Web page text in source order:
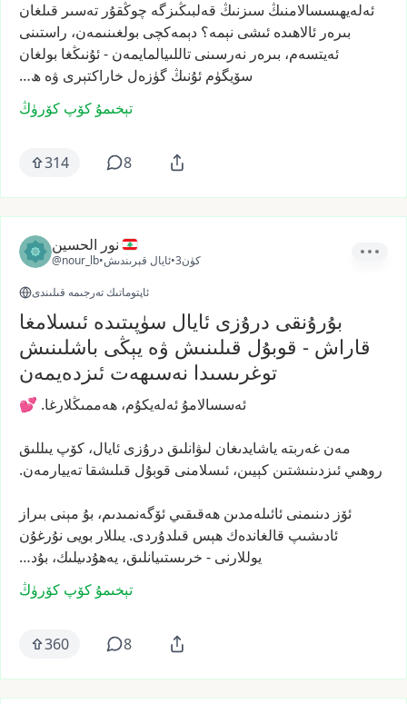
ئەلەيھىسسالامنىڭ سىزنىڭ قەلبىڭىزگە چوڭقۇر تەسىر قىلغان
بىرەر ئالاھىدە ئىشى نېمە؟ دېمەكچى بولغىنىمەن، راستىنى
ئەيتسەم، بىرەر نەرسىنى تاللىيالمايمەن -ئۇنىڭغا بولغان
سۆيگۈم ئۇنىڭ گۈزەل خاراكتېرى ۋە ھ…
تېخىمۇ كۆپ كۆرۈڭ
314 8
نور الحسين
@nour_lb•ئايال قېرىندىش• 3كۈن
ئاپتوماتىك تەرجىمە قىلىندى
بۇرۇنقى درۇزى ئايال سۈپىتىدە ئىسلامغا
قاراش - قوبۇل قىلىنىش ۋە يېڭى باشلىنىش
توغرىسىدا نەسىھەت ئىزدەيمەن
ئەسسالامۇ ئەلەيكۇم، ھەممىڭلارغا. 💕
مەن غەربتە ياشايدىغان لىۋانلىق درۇزى ئايال، كۆپ يىللىق
روھىي ئىزدىنىشتىن كېيىن، ئىسلامنى قوبۇل قىلىشقا تەييارمەن.
ئۆز دىنىمنى ئائىلەمدىن ھەقىقىي ئۆگەنمىدىم، بۇ مېنى بىراز
ئادىشىپ قالغاندەك ھېس قىلدۇردى. يىللار بويى نۇرغۇن
يوللارنى - خرىستىيانلىق، يەھۇدىيلىك، بۇد…
تېخىمۇ كۆپ كۆرۈڭ
360 8